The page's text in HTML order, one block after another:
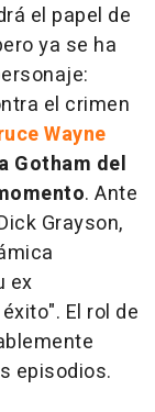
el papel de
ya se ha
el crimen
Wayne
Gotham del
. Ante
Grayson,
ex
El rol de
episodios.